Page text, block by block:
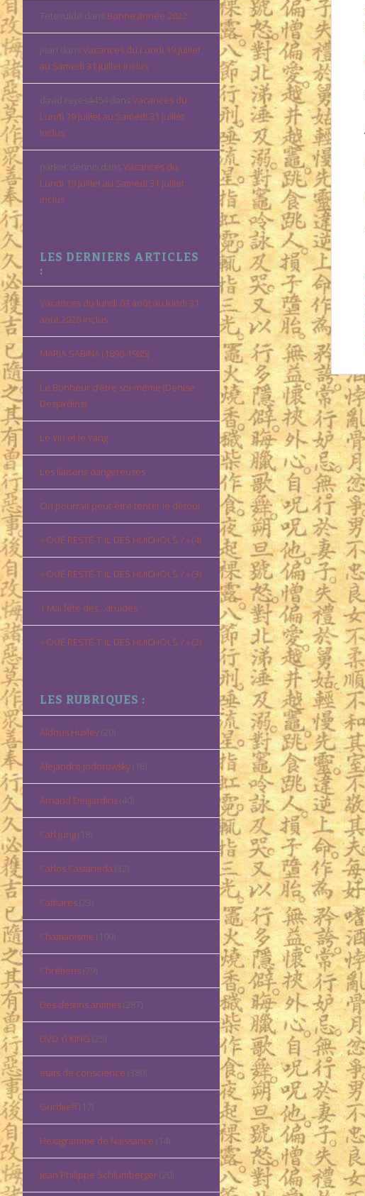
Tetevuide dans Bonne année 2022
Jean dansVacances du Lundi 19 juillet
au Samedi 31 juillet inclus
david.reyes4454 dansVacances du
Lundi 19 juillet au Samedi 31 juillet
inclus
parker dennis dansVacances du
Lundi 19 juillet au Samedi 31 juillet
inclus
LES DERNIERS ARTICLES
:
Vacances du lundi 03 août au lundi 31
août 2026 inclus
MARIA SABINA (1896-1985)
Le Bonheur d’être soi-même (Denise
Desjardins)
Le Yin et le Yang
Les liaisons dangereuses
On pourrait peut-être tenter le détour
« QUE RESTE-T-IL DES HUICHOLS ? » (4)
« QUE RESTE-T-IL DES HUICHOLS ? » (3)
1 Mai fête des…druides
« QUE RESTE-T-IL DES HUICHOLS ? » (2)
LES RUBRIQUES :
Aldous Huxley(20)
Alejandro Jodorowsky(16)
Arnaud Desjardins(40)
Carl Jung(18)
Carlos Castaneda (32)
Cathares(23)
Chamanisme (100)
Chrétiens(79)
Des destins animés(287)
DVD YI KING (25)
états de conscience (389)
Gurdjieff(17)
Hexagramme de Naissance (14)
Jean Philippe Schlumberger(20)